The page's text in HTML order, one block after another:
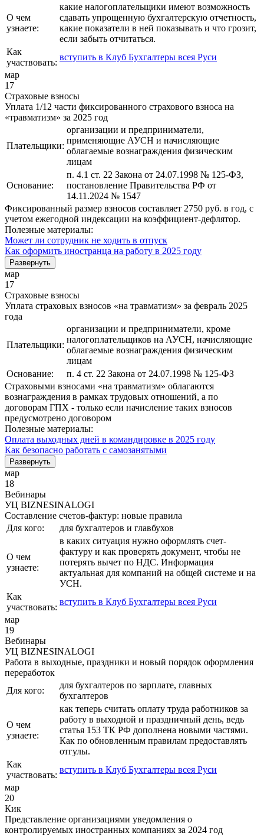
О чем
узнаете:
какие налогоплательщики имеют возможность
сдавать упрощенную бухгалтерскую отчетность,
какие показатели в ней показывать и что грозит,
если забыть отчитаться.
Как
участвовать:
вступить в Клуб Бухгалтеры всея Руси
мар
17
Страховые взносы
Уплата 1/12 части фиксированного страхового взноса на
«травматизм» за 2025 год
Плательщики:
организации и предприниматели,
применяющие АУСН и начисляющие
облагаемые вознаграждения физическим
лицам
Основание:
п. 4.1 ст. 22 Закона от 24.07.1998 № 125-ФЗ,
постановление Правительства РФ от
14.11.2024 № 1547
Фиксированный размер взносов составляет 2750 руб. в год, с
учетом ежегодной индексации на коэффициент-дефлятор.
Полезные материалы:
Может ли сотрудник не ходить в отпуск
Как оформить иностранца на работу в 2025 году
Развернуть
мар
17
Страховые взносы
Уплата страховых взносов «на травматизм» за февраль 2025
года
Плательщики:
организации и предприниматели, кроме
налогоплательщиков на АУСН, начисляющие
облагаемые вознаграждения физическим
лицам
Основание:
п. 4 ст. 22 Закона от 24.07.1998 № 125-ФЗ
Страховыми взносами «на травматизм» облагаются
вознаграждения в рамках трудовых отношений, а по
договорам ГПХ - только если начисление таких взносов
предусмотрено договором
Полезные материалы:
Оплата выходных дней в командировке в 2025 году
Как безопасно работать с самозанятыми
Развернуть
мар
18
Вебинары
УЦ BIZNESINALOGI
Составление счетов-фактур: новые правила
Для кого:
для бухгалтеров и главбухов
О чем
узнаете:
в каких ситуация нужно оформлять счет-
фактуру и как проверять документ, чтобы не
потерять вычет по НДС. Информация
актуальная для компаний на общей системе и на
УСН.
Как
участвовать:
вступить в Клуб Бухгалтеры всея Руси
мар
19
Вебинары
УЦ BIZNESINALOGI
Работа в выходные, праздники и новый порядок оформления
переработок
Для кого:
для бухгалтеров по зарплате, главных
бухгалтеров
О чем
узнаете:
как теперь считать оплату труда работников за
работу в выходной и праздничный день, ведь
статья 153 ТК РФ дополнена новыми частями.
Как по обновленным правилам предоставлять
отгулы.
Как
участвовать:
вступить в Клуб Бухгалтеры всея Руси
мар
20
Кик
Представление организациями уведомления о
контролируемых иностранных компаниях за 2024 год